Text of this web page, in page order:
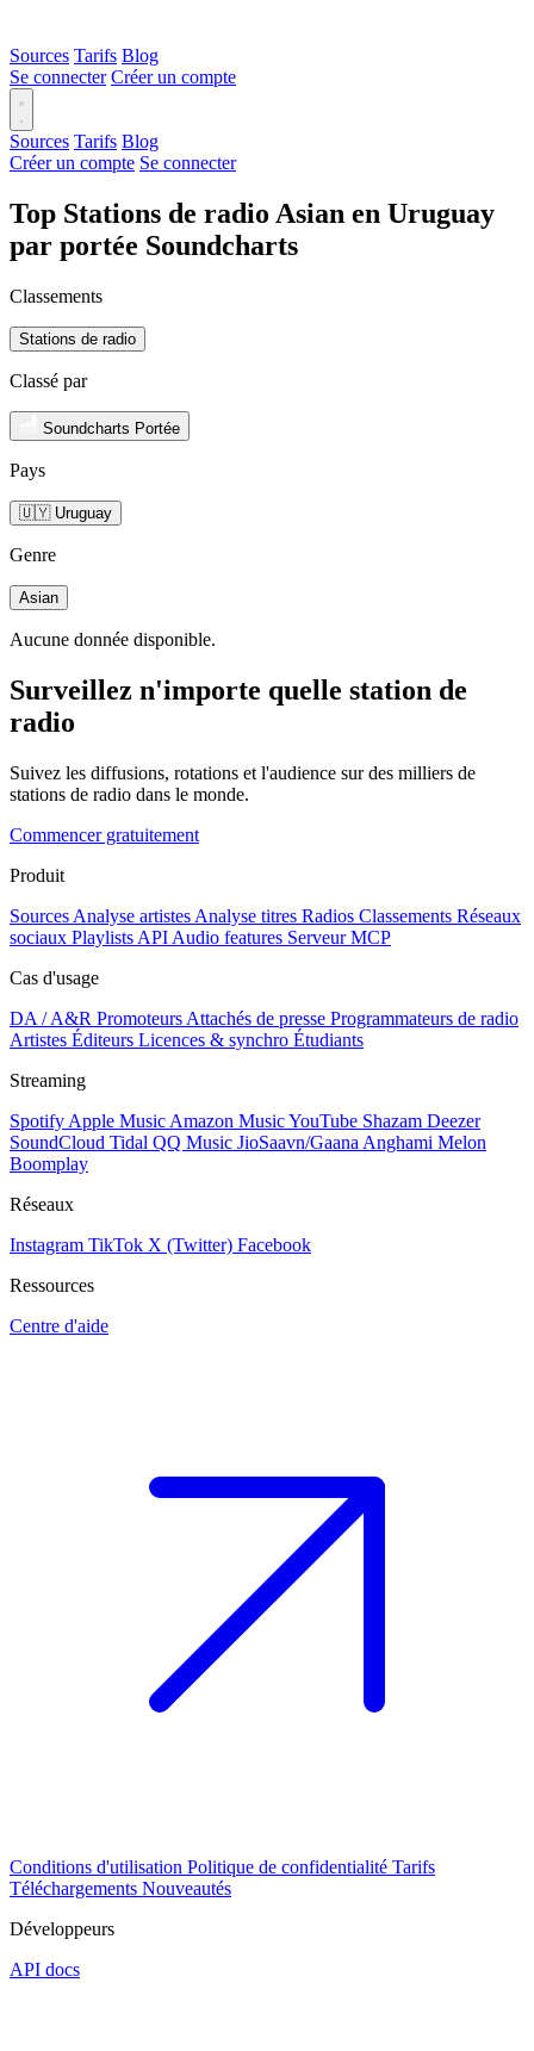
Sources Tarifs Blog
Se connecter Créer un compte
Sources Tarifs Blog
Créer un compte Se connecter
Top Stations de radio Asian en Uruguay
par portée Soundcharts
Classements
Stations de radio
Classé par
Soundcharts Portée
Pays
🇺🇾 Uruguay
Genre
Asian
Aucune donnée disponible.
Surveillez n'importe quelle station de
radio
Suivez les diffusions, rotations et l'audience sur des milliers de
stations de radio dans le monde.
Commencer gratuitement
Produit
Sources Analyse artistes Analyse titres Radios Classements Réseaux
sociaux Playlists API Audio features Serveur MCP
Cas d'usage
DA / A&R Promoteurs Attachés de presse Programmateurs de radio
Artistes Éditeurs Licences & synchro Étudiants
Streaming
Spotify Apple Music Amazon MusicYouTube Shazam Deezer
SoundCloud Tidal QQ Music JioSaavn/Gaana Anghami Melon
Boomplay
Réseaux
Instagram TikTok X (Twitter) Facebook
Ressources
Centre d'aide
Conditions d'utilisation Politique de confidentialité Tarifs
Téléchargements Nouveautés
Développeurs
API docs